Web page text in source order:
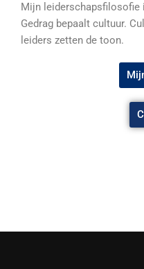
Mijn leiderschapsfilosofie
Gedrag bepaalt cultuur.
leiders zetten de toon.